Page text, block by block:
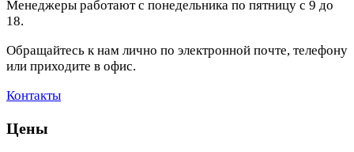
Менеджеры работают с понедельника по пятницу с 9 до
18.
Обращайтесь к нам лично по электронной почте, телефону
или приходите в офис.
Контакты
Цены